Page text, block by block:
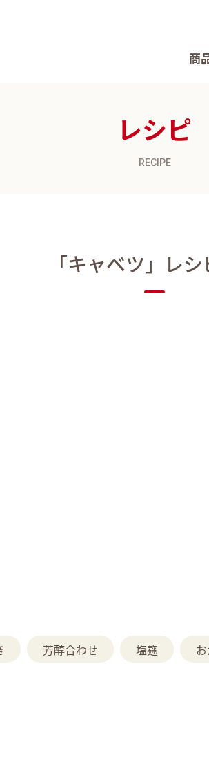
商
レシピ
RECIPE
「キャベツ」 レ
芳醇合わせ 塩麹